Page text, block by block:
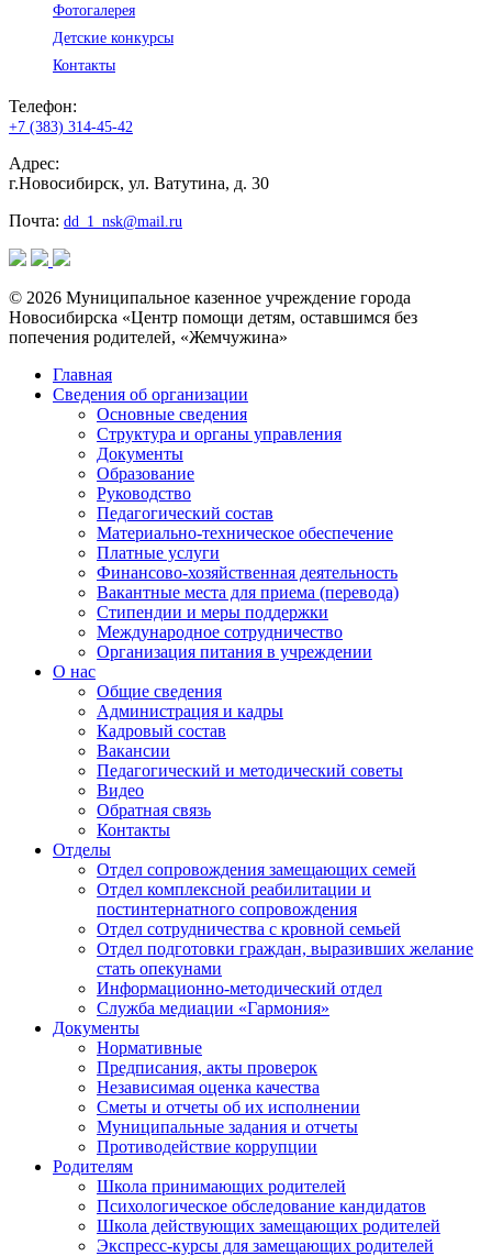
Фотогалерея
Детские конкурсы
Контакты
Телефон:
+7 (383) 314-45-42
Адрес:
г.Новосибирск, ул. Ватутина, д. 30
Почта: dd_1_nsk@mail.ru
© 2026 Муниципальное казенное учреждение города
Новосибирска «Центр помощи детям, оставшимся без
попечения родителей, «Жемчужина»
Главная
Сведения об организации
Основные сведения
Структура и органы управления
Документы
Образование
Руководство
Педагогический состав
Материально-техническое обеспечение
Платные услуги
Финансово-хозяйственная деятельность
Вакантные места для приема (перевода)
Стипендии и меры поддержки
Международное сотрудничество
Организация питания в учреждении
О нас
Общие сведения
Администрация и кадры
Кадровый состав
Вакансии
Педагогический и методический советы
Видео
Обратная связь
Контакты
Отделы
Отдел сопровождения замещающих семей
Отдел комплексной реабилитации и
постинтернатного сопровождения
Отдел сотрудничества с кровной семьей
Отдел подготовки граждан, выразивших желание
стать опекунами
Информационно-методический отдел
Служба медиации «Гармония»
Документы
Нормативные
Предписания, акты проверок
Независимая оценка качества
Сметы и отчеты об их исполнении
Муниципальные задания и отчеты
Противодействие коррупции
Родителям
Школа принимающих родителей
Психологическое обследование кандидатов
Школа действующих замещающих родителей
Экспресс-курсы для замещающих родителей